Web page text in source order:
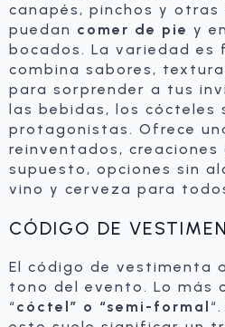
canapés, pinchos y otras
puedan comer de pie y
bocados. La variedad es
combina sabores,
para sorprender a tus
las bebidas, los cócteles
protagonistas. Ofrece
reinventados,
supuesto, opciones sin
vino y cerveza para
CÓDIGO DE
El código de vestimenta
tono del evento. Lo más
“cóctel” o “semi-formal